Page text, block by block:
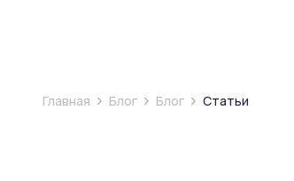
Главная Блог Блог Статьи